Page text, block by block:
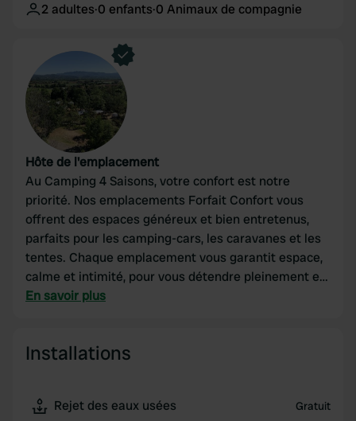
2 adultes·0 enfants·0 Animaux de compagnie
Hôte de l'emplacement
Au Camping 4 Saisons, votre confort est notre
priorité. Nos emplacements Forfait Confort vous
offrent des espaces généreux et bien entretenus,
parfaits pour les camping-cars, les caravanes et les
tentes. Chaque emplacement vous garantit espace,
calme et intimité, pour vous détendre pleinement et
profiter de vos vacances au cœur d'une nature
En savoir plus
Installations
Rejet des eaux usées Gratuit